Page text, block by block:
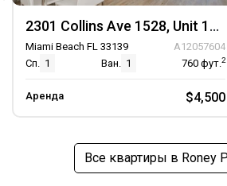
2301 Collins Ave 1528, Unit 1528
Miami Beach FL 33139
A12057604
Сп. 1 Ван. 1 760 фут.2
Аренда $4,500
Все квартиры в Roney